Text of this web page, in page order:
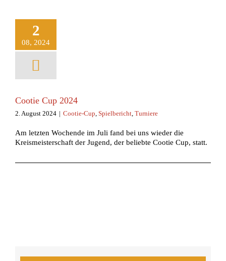
2
08, 2024
Cootie Cup 2024
2. August 2024 | Cootie-Cup, Spielbericht, Turniere
Am letzten Wochende im Juli fand bei uns wieder die
Kreismeisterschaft der Jugend, der beliebte Cootie Cup, statt.